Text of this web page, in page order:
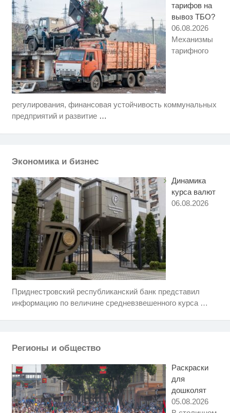
тарифов на
вывоз ТБО?
06.08.2026
Механизмы
тарифного
регулирования, финансовая устойчивость коммунальных
предприятий и развитие …
Экономика и бизнес
Динамика
курса валют
06.08.2026
Приднестровский республиканский банк представил
информацию по величине средневзвешенного курса …
Регионы и общество
Раскраски
для
дошколят
05.08.2026
i
Ролик длится пару секунд, но
вы будете в шоке от увиденного
Ролик из Омска: вы будете
Скрытые признаки рака: на такое
зря!
i
Скрытая камера на пляже
когда их не видят...
Смолов призвал российских
Королева вагона отожгла! Видео